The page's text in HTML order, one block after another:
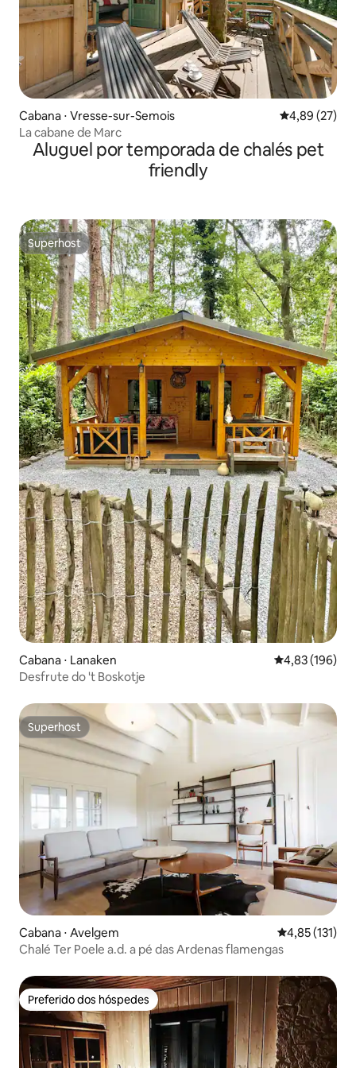
Cabana ⋅ Vresse-sur-Semois 4,89 de uma
4,89 (27)
La cabane de Marc
Aluguel por temporada de chalés pet
friendly
Superhost
Superhost
Cabana ⋅ Lanaken 4,83 de uma
4,83 (196)
Desfrute do 't Boskotje
Superhost
Superhost
Cabana ⋅ Avelgem 4,85 de uma
4,85 (131)
Chalé Ter Poele a.d. a pé das Ardenas flamengas
Preferido dos hóspedes
Preferido dos hóspedes